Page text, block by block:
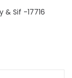
Sif -17716